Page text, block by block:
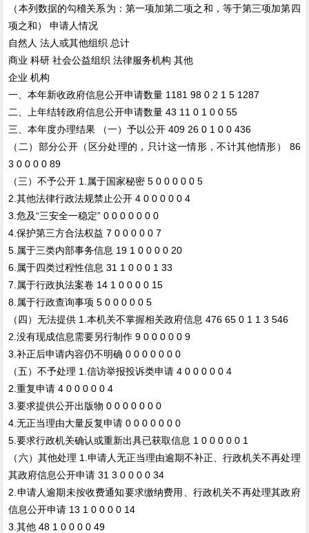
（本列数据的勾稽关系为：第一项加第二项之和，等于第三项加第四
项之和） 申请人情况
自然人 法人或其他组织 总计
商业 科研 社会公益组织 法律服务机构 其他
企业 机构
一、本年新收政府信息公开申请数量 1181 98 0 2 1 5 1287
二、上年结转政府信息公开申请数量 43 11 0 1 0 0 55
三、本年度办理结果 （一）予以公开 409 26 0 1 0 0 436
（二）部分公开（区分处理的，只计这一情形，不计其他情形） 86
3 0 0 0 0 89
（三）不予公开 1.属于国家秘密 5 0 0 0 0 0 5
2.其他法律行政法规禁止公开 4 0 0 0 0 0 4
3.危及“三安全一稳定” 0 0 0 0 0 0 0
4.保护第三方合法权益 7 0 0 0 0 0 7
5.属于三类内部事务信息 19 1 0 0 0 0 20
6.属于四类过程性信息 31 1 0 0 0 1 33
7.属于行政执法案卷 14 1 0 0 0 0 15
8.属于行政查询事项 5 0 0 0 0 0 5
（四）无法提供 1.本机关不掌握相关政府信息 476 65 0 1 1 3 546
2.没有现成信息需要另行制作 9 0 0 0 0 0 9
3.补正后申请内容仍不明确 0 0 0 0 0 0 0
（五）不予处理 1.信访举报投诉类申请 4 0 0 0 0 0 4
2.重复申请 4 0 0 0 0 0 4
3.要求提供公开出版物 0 0 0 0 0 0 0
4.无正当理由大量反复申请 0 0 0 0 0 0 0
5.要求行政机关确认或重新出具已获取信息 1 0 0 0 0 0 1
（六）其他处理 1.申请人无正当理由逾期不补正、行政机关不再处理
其政府信息公开申请 31 3 0 0 0 0 34
2.申请人逾期未按收费通知要求缴纳费用、行政机关不再处理其政府
信息公开申请 13 1 0 0 0 0 14
3.其他 48 1 0 0 0 0 49